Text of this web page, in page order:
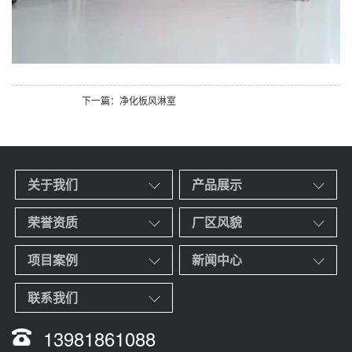
下一篇：净化板风淋室
关于我们 产品展示
荣誉资质 厂区风貌
项目案例 新闻中心
联系我们
13981861088